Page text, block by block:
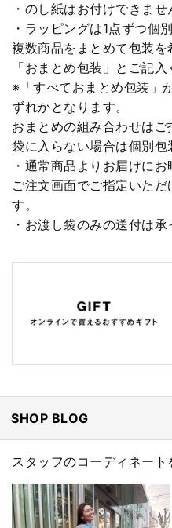
・のし紙はお付けできませ
・ラッピングは1点ずつ個
複数商品をまとめて包装
「おまとめ包装」とご記入
※「すべておまとめ包装」
ずれかとなります。
おまとめの組み合わせはご
袋に入らない場合は個別包
・通常商品よりお届けにお
ご注文画面でご指定いた
す。
・お渡し袋のみの送付は承
SHOP BLOG
スタッフのコーディネート